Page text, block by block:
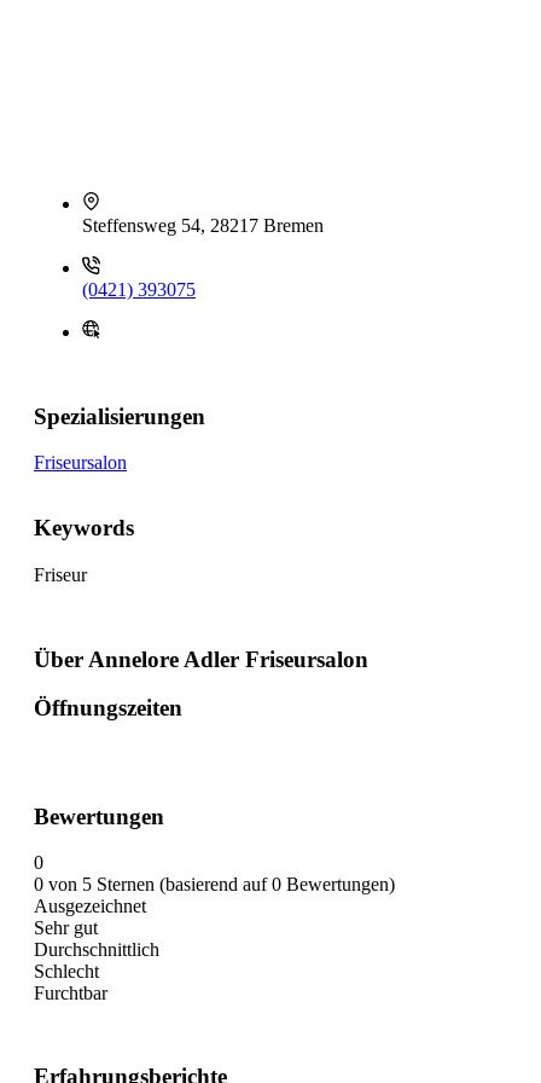
Steffensweg 54, 28217 Bremen
(0421) 393075
Spezialisierungen
Friseursalon
Keywords
Friseur
Über Annelore Adler Friseursalon
Öffnungszeiten
Bewertungen
0
0 von 5 Sternen (basierend auf 0 Bewertungen)
Ausgezeichnet
Sehr gut
Durchschnittlich
Schlecht
Furchtbar
Erfahrungsberichte